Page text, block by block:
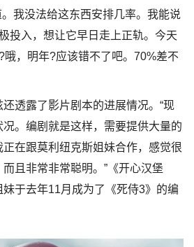
我没法给这东西安排几率。我能说
投入，想让它早日走上正轨。今天
哦，明年?应该错不了吧。70%差不
透露了影片剧本的进展情况。“现
。编剧就是这样，需要提供大量的
在跟莫利纽克斯姐妹合作，感觉很
且非常非常聪明。”《开心汉堡
于去年11月成为了《死侍3》的编